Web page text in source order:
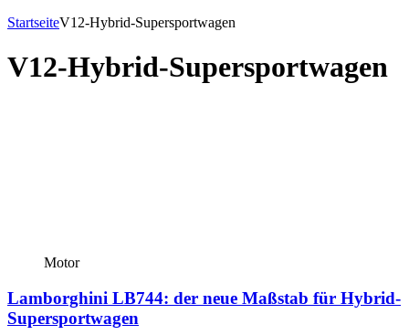
StartseiteV12-Hybrid-Supersportwagen
V12-Hybrid-Supersportwagen
Motor
Lamborghini LB744: der neue Maßstab für Hybrid-
Supersportwagen